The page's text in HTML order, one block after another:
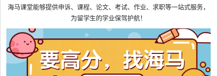
海马课堂能够提供申诉、课程、论文、考试、作业、求职等一站式服务，
为留学生的学业保驾护航！